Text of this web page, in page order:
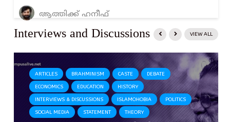
ആത്തിക്ക് ഹനീഫ്
Interviews and Discussions VIEW ALL
ARTICLES BRAHMINISM CASTE DEBATE
ECONOMICS EDUCATION HISTORY
INTERVIEWS & DISCUSSIONS ISLAMOHOBIA POLITICS
SOCIAL MEDIA STATEMENT THEORY